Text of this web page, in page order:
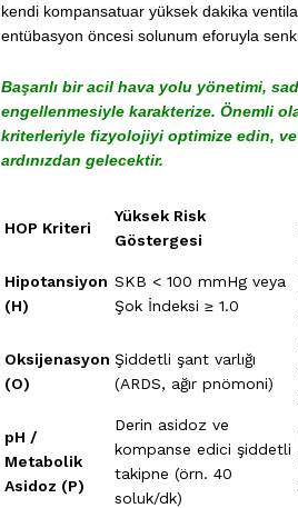
kendi kompansatuar yüksek dakika
entübasyon öncesi solunum eforuyla
Başarılı bir acil hava yolu yönetimi,
engellenmesiyle karakterize. Önemli
kriterleriyle fizyolojiyi optimize edin,
ardınızdan gelecektir.
HOP Kriteri
Yüksek Risk
Göstergesi
Hipotansiyon
(H)
SKB < 100 mmHg veya
Şok İndeksi ≥ 1.0
Oksijenasyon
(O)
Şiddetli şant varlığı
(ARDS, ağır pnömoni)
pH /
Metabolik
Asidoz (P)
Derin asidoz ve
kompanse edici şiddetli
takipne (örn. 40
soluk/dk)